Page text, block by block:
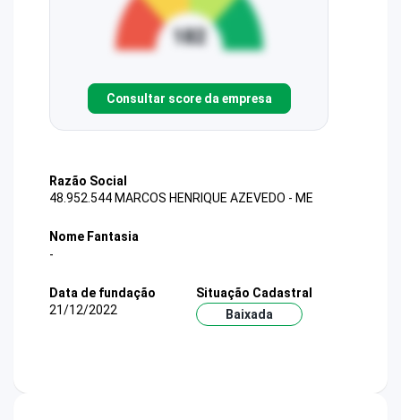
Consultar score da empresa
Razão Social
48.952.544 MARCOS HENRIQUE AZEVEDO - ME
Nome Fantasia
-
Data de fundação
21/12/2022
Situação Cadastral
Baixada